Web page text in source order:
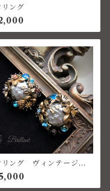
リング
リング ヴィンテージパ